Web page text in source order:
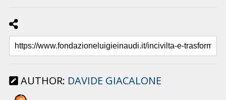
AUTHOR: DAVIDE GIACALONE